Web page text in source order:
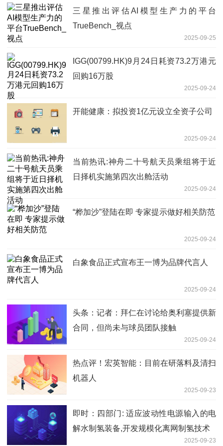
三星推出评估AI模型生产力的平台
TrueBench_视点
2025-09-25
IGG(00799.HK)9月24日耗资73.2万港元
回购16万股
2025-09-24
开能健康：拟投资1亿元设立全资子公司
2025-09-24
当前热讯:神舟二十号航天员乘组将于近
日择机实施第四次出舱活动
2025-09-24
“桦加沙”登陆在即 专家提示做好相关防范
2025-09-24
白象食品正式宣布王一博为品牌代言人
2025-09-24
头条：记者：拜仁在讨论给奥利塞提供新
合同，但尚未与球员团队接触
2025-09-24
热点评！宏英智能：目前在研落料及清扫
机器人
2025-09-23
即时：四部门: 适应波动性电源输入的电
解水制氢装备,开发规模化离网制氢技术
2025-09-23